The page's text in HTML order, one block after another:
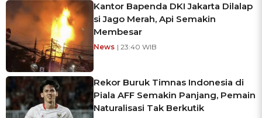
Kantor Bapenda DKI Jakarta Dilalap
si Jago Merah, Api Semakin
Membesar
News | 23:40 WIB
Rekor Buruk Timnas Indonesia di
Piala AFF Semakin Panjang, Pemain
Naturalisasi Tak Berkutik